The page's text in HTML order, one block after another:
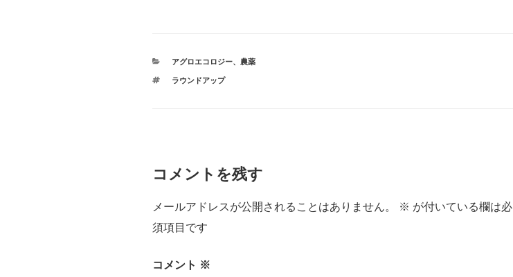
カ
ゴ
アグロエコロジー、 農薬
タ
ラウンドアップ
コメントを残す
メールアドレスが公開されることはありません。 ※ が付いている欄は必
須項目です
コメント ※